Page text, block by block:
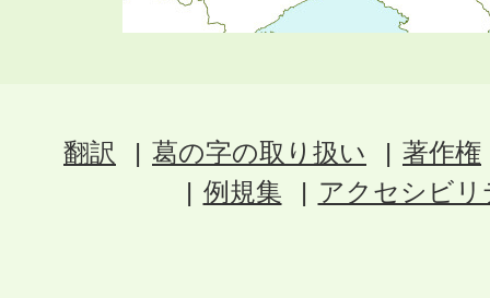
翻訳 葛の字の取り扱い
著作権
例規集
アクセシビ